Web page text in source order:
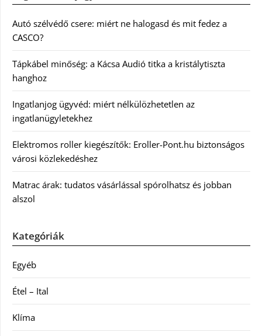
Autó szélvédő csere: miért ne halogasd és mit fedez a
CASCO?
Tápkábel minőség: a Kácsa Audió titka a kristálytiszta
hanghoz
Ingatlanjog ügyvéd: miért nélkülözhetetlen az
ingatlanügyletekhez
Elektromos roller kiegészítők: Eroller-Pont.hu biztonságos
városi közlekedéshez
Matrac árak: tudatos vásárlással spórolhatsz és jobban
alszol
Kategóriák
Egyéb
Étel – Ital
Klíma